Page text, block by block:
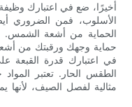
أخيرًا، ضع في اعتبارك
الأسلوب، فمن الضروري
الحماية من أشعة الشمس.
حماية وجهك ورقبتك من
في اعتبارك قدرة القبعة
الطقس الحار. تعتبر
مثالية لفصل الصيف،